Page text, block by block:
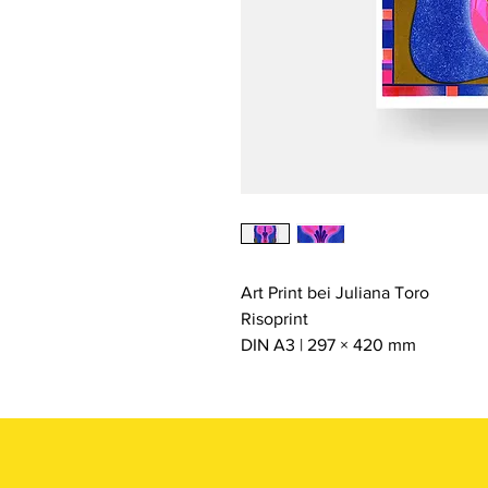
Art Print bei Juliana Toro
Risoprint
DIN A3 | 297 × 420 mm